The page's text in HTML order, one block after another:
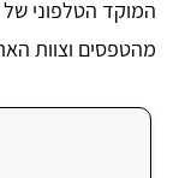
המוקד הטלפוני
מהטפסים וצוות